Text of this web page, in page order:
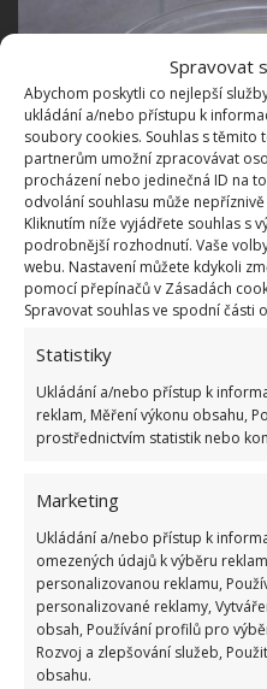
Spravovat
Abychom poskytli co nejlepší
ukládání a/nebo přístupu k
soubory cookies. Souhlas s těmito
partnerům umožní zpracovávat
procházení nebo jedinečná ID na
odvolání souhlasu může
Kliknutím níže vyjádřete souhlas s
podrobnější rozhodnutí. Vaše
webu. Nastavení můžete kdykoli
pomocí přepínačů v Zásadách
Spravovat souhlas ve spodní části
Statistiky
Ukládání a/nebo přístup k
reklam, Měření výkonu obsahu,
prostřednictvím statistik nebo
Marketing
Ukládání a/nebo přístup k
omezených údajů k výběru
personalizovanou reklamu,
personalizované reklamy,
obsah, Používání profilů pro
Rozvoj a zlepšování služeb,
obsahu.
Fotografie: Pixabay
K této netradiční čisticí
mikroorganismy.
dokonce urychlit.
peníze navíc za čisticí
Athensmagazine